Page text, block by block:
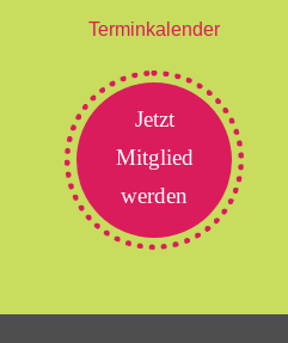
Terminkalender
Jetzt
Mitglied
werden